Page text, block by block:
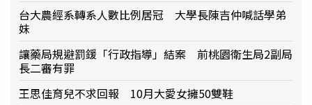
台大農經系轉系人數比例居冠 大學長陳吉仲喊話學弟
妹
讓藥局規避罰鍰「行政指導」結案 前桃園衛生局2副局
長二審有罪
王思佳育兒不求回報 10月大愛女擁50雙鞋